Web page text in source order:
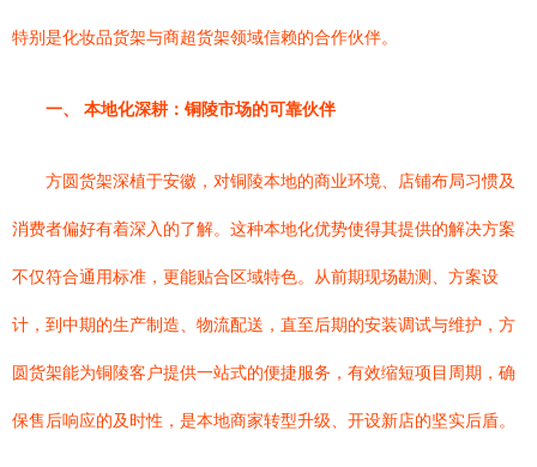
特别是化妆品货架与商超货架领域信赖的合作伙伴。
一、 本地化深耕：铜陵市场的可靠伙伴
方圆货架深植于安徽，对铜陵本地的商业环境、店铺布局习惯及
消费者偏好有着深入的了解。这种本地化优势使得其提供的解决方案
不仅符合通用标准，更能贴合区域特色。从前期现场勘测、方案设
计，到中期的生产制造、物流配送，直至后期的安装调试与维护，方
圆货架能为铜陵客户提供一站式的便捷服务，有效缩短项目周期，确
保售后响应的及时性，是本地商家转型升级、开设新店的坚实后盾。